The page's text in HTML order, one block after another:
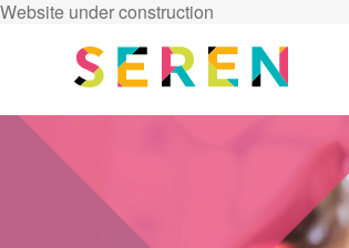
Website under construction